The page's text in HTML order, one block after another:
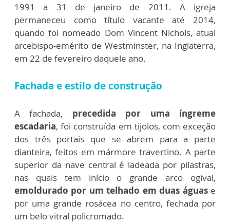
1991 a 31 de janeiro de 2011. A igreja
permaneceu como título vacante até 2014,
quando foi nomeado Dom Vincent Nichols, atual
arcebispo-emérito de Westminster, na Inglaterra,
em 22 de fevereiro daquele ano.
Fachada e estilo de construção
A fachada, precedida por uma íngreme
escadaria, foi construída em tijolos, com exceção
dos três portais que se abrem para a parte
dianteira, feitos em mármore travertino. A parte
superior da nave central é ladeada por pilastras,
nas quais tem início o grande arco ogival,
emoldurado por um telhado em duas águase
por uma grande rosácea no centro, fechada por
um belo vitral policromado.